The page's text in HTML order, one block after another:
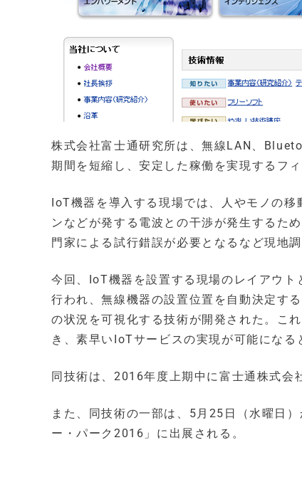
株式会社富士通研究所は、無線LAN、
期間を短縮し、安定した稼働を実現するフ
IoT機器を導入する現場では、人やモノの
ンなどが発する電波との干渉が発生するた
門家による試行錯誤が必要となるなど現地
今回、IoT機器を設置する現場のレイアウ
行われ、無線機器の設置位置を自動決定す
の状況を可視化する技術が開発された。こ
き、素早いIoTサービスの実現が可能になる
同技術は、2016年度上期中に富士通株式会
また、同技術の一部は、5月25日（水曜日
ー・パーク2016」に出展される。